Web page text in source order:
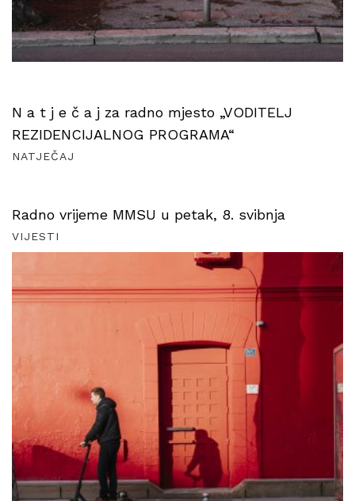
N a t j e č a j za radno mjesto „VODITELJ
REZIDENCIJALNOG PROGRAMA“
NATJEČAJ
Radno vrijeme MMSU u petak, 8. svibnja
VIJESTI